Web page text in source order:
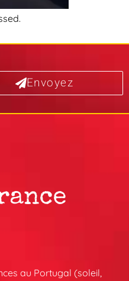
Envoyez
au Portugal (soleil,